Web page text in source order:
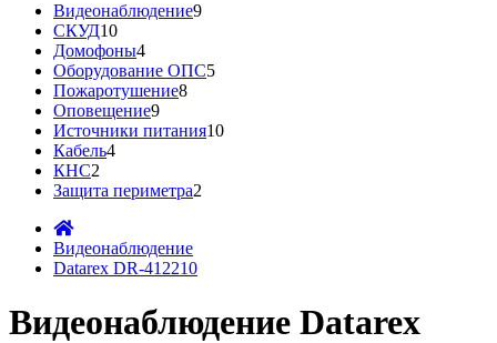
Видеонаблюдение9
СКУД10
Домофоны4
Оборудование ОПС5
Пожаротушение8
Оповещение9
Источники питания10
Кабель4
КНС2
Защита периметра2
Видеонаблюдение
Datarex DR-412210
Видеонаблюдение Datarex